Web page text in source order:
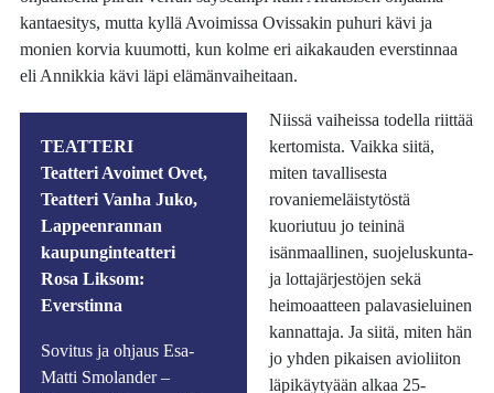
kantaesitys, mutta kyllä Avoimissa Ovissakin puhuri kävi ja
monien korvia kuumotti, kun kolme eri aikakauden everstinnaa
eli Annikkia kävi läpi elämänvaiheitaan.
TEATTERI
Teatteri Avoimet Ovet,
Teatteri Vanha Juko,
Lappeenrannan
kaupunginteatteri
Rosa Liksom:
Everstinna
Sovitus ja ohjaus Esa-
Matti Smolander –
Niissä vaiheissa todella riittää
kertomista. Vaikka siitä,
miten tavallisesta
rovaniemeläistytöstä
kuoriutuu jo teininä
isänmaallinen, suojeluskunta-
ja lottajärjestöjen sekä
heimoaatteen palavasieluinen
kannattaja. Ja siitä, miten hän
jo yhden pikaisen avioliiton
läpikäytyään alkaa 25-